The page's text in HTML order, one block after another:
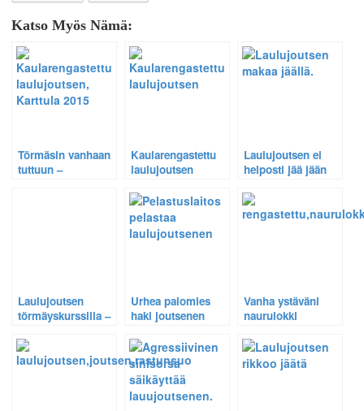
Katso Myös Nämä:
Törmäsin vanhaan
tuttuun –
Kaularengastettu
laulujoutsen
kotilammellaan –
Katso video.
Laulujoutsen ei
helposti jää jään
vaikka jäätä. Katso
video.
Laulujoutsen
törmäyskurssilla –
Urhea palomies
haki joutsenen
jokea – Katso
tapahtuma
videolta.
Vanha ystäväni
naurulokki
minut täysin